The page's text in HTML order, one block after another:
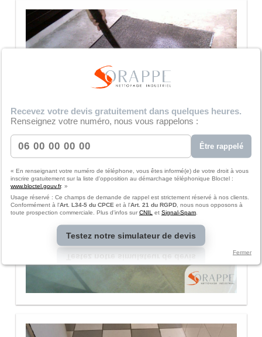
Recevez votre devis gratuitement dans quelques heures.
Renseignez votre numéro, nous vous rappelons :
Être rappelé
« En renseignant votre numéro de téléphone, vous êtes informé(e) de votre droit à vous
inscrire gratuitement sur la liste d'opposition au démarchage téléphonique Bloctel :
www.bloctel.gouv.fr. »
Usage réservé : Ce champs de demande de rappel est strictement réservé à nos clients.
Conformément à l'Art. L34-5 du CPCE et à l'Art. 21 du RGPD , nous nous opposons à
toute prospection commerciale. Plus d'infos sur CNIL et Signal-Spam
Testez notre simulateur de devis
Fermer